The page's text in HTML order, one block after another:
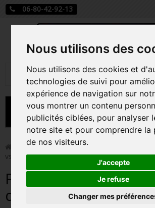
Nous utilisons des
Nous utilisons des cookies et
technologies de suivi pour
expérience de navigation sur
vous montrer un contenu
publicités ciblées, pour analyser
notre site et pour comprendre la
de nos visiteurs.
J'accepte
Je refuse
Changer mes
06-80-42-92-13
MENU
CARTE A JOUER
PRÉCOMMANDE FIGURINES POP
FIGURINES POP MANGA
FIGURINES POP DISNEY
Funko Pop! > Figurines Pop Série TV
vs evil dead
Figurines Pop Ash vs
dead